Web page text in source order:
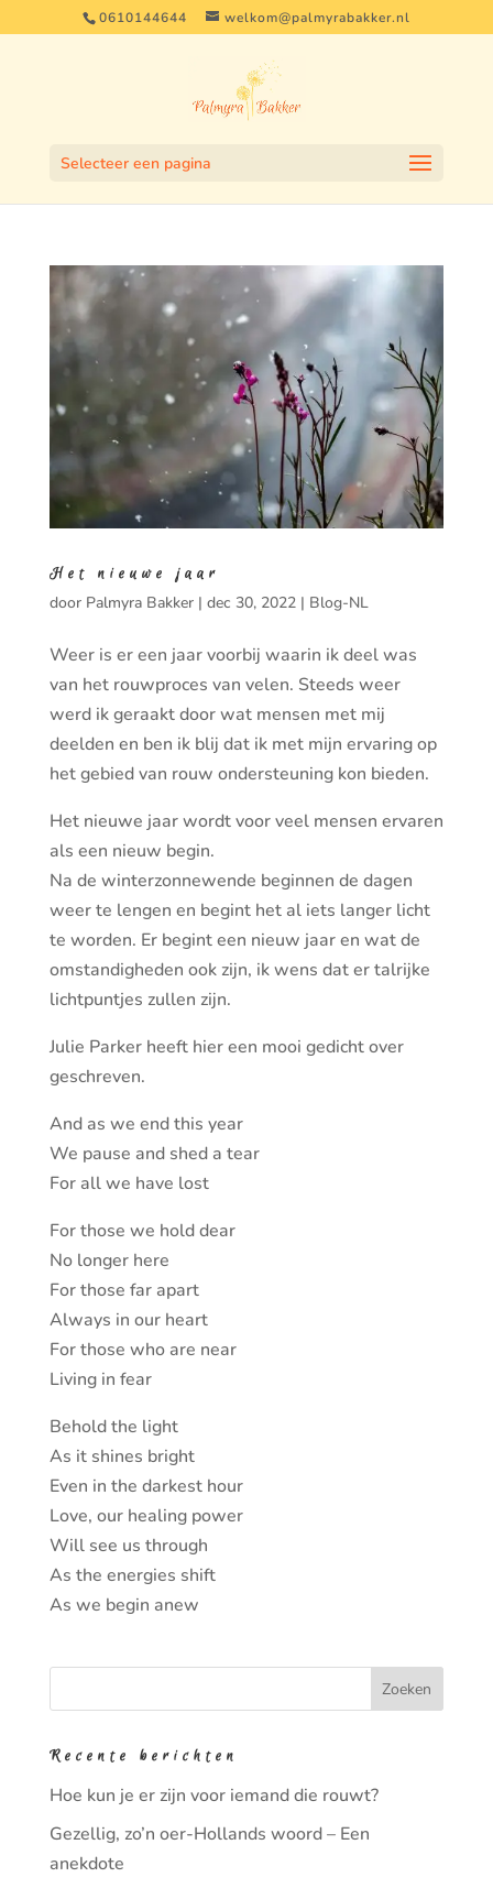
0610144644 welkom@palmyrabakker.nl
Selecteer een pagina
Het nieuwe jaar
door Palmyra Bakker| dec 30, 2022| Blog-NL
Weer is er een jaar voorbij waarin ik deel was
van het rouwproces van velen. Steeds weer
werd ik geraakt door wat mensen met mij
deelden en ben ik blij dat ik met mijn ervaring op
het gebied van rouw ondersteuning kon bieden.
Het nieuwe jaar wordt voor veel mensen ervaren
als een nieuw begin.
Na de winterzonnewende beginnen de dagen
weer te lengen en begint het al iets langer licht
te worden. Er begint een nieuw jaar en wat de
omstandigheden ook zijn, ik wens dat er talrijke
lichtpuntjes zullen zijn.
Julie Parker heeft hier een mooi gedicht over
geschreven.
And as we end this year
We pause and shed a tear
For all we have lost
For those we hold dear
No longer here
For those far apart
Always in our heart
For those who are near
Living in fear
Behold the light
As it shines bright
Even in the darkest hour
Love, our healing power
Will see us through
As the energies shift
As we begin anew
Recente berichten
Hoe kun je er zijn voor iemand die rouwt?
Gezellig, zo’n oer-Hollands woord – Een
anekdote